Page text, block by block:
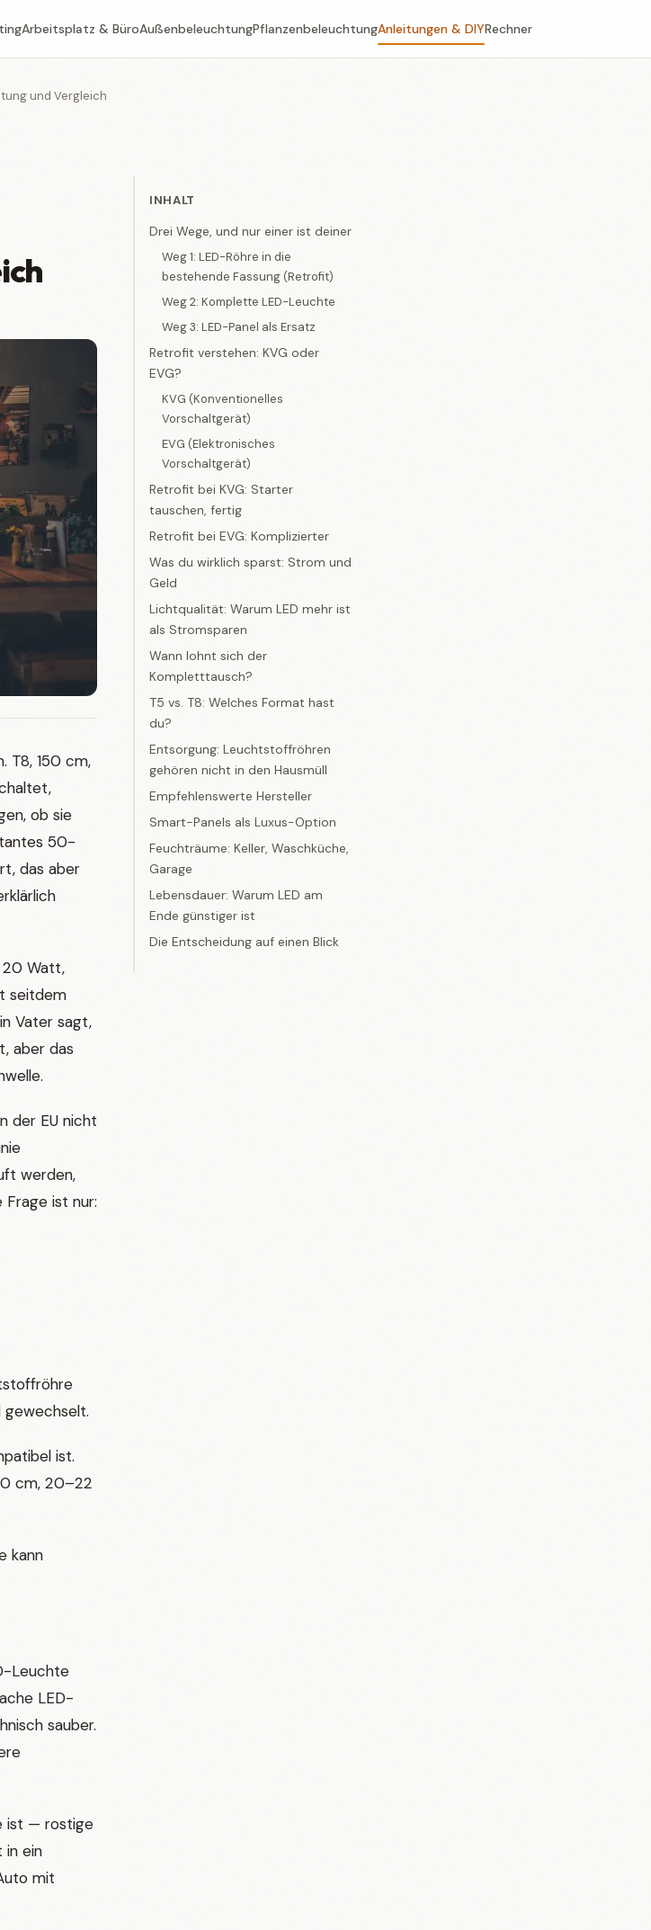
Arbeitsplatz & BüroAußenbeleuchtungPflanzenbeleuchtungAnleitungen & DIYRechner
und Vergleich
T8, 150 cm,
ob sie
50-
das aber
20 Watt,
seitdem
Vater sagt,
aber das
der EU nicht
werden,
Frage ist nur:
gewechselt.
ist.
cm, 20–22
kann
Leuchte
LED-
sauber.
ist — rostige
in ein
mit
INHALT
Drei Wege, und nur einer ist deiner
Weg 1: LED-Röhre in die
bestehende Fassung (Retrofit)
Weg 2: Komplette LED-Leuchte
Weg 3: LED-Panel als Ersatz
Retrofit verstehen: KVG oder
EVG?
KVG (Konventionelles
Vorschaltgerät)
EVG (Elektronisches
Vorschaltgerät)
Retrofit bei KVG: Starter
tauschen, fertig
Retrofit bei EVG: Komplizierter
Was du wirklich sparst: Strom und
Geld
Lichtqualität: Warum LED mehr ist
als Stromsparen
Wann lohnt sich der
Kompletttausch?
T5 vs. T8: Welches Format hast
du?
Entsorgung: Leuchtstoffröhren
gehören nicht in den Hausmüll
Empfehlenswerte Hersteller
Smart-Panels als Luxus-Option
Feuchträume: Keller, Waschküche,
Garage
Lebensdauer: Warum LED am
Ende günstiger ist
Die Entscheidung auf einen Blick